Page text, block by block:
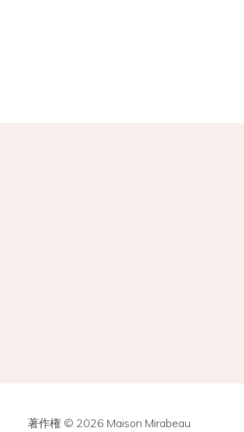
著作権 © 2026 Maison Mirabeau